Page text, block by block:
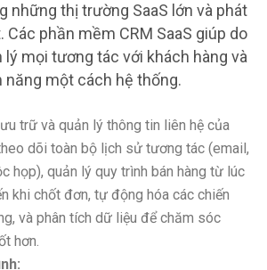
những thị trường SaaS lớn và phát
Các phần mềm CRM SaaS giúp do
lý mọi tương tác với khách hàng và
năng một cách hệ thống.
trữ và quản lý thông tin liên hệ của
dõi toàn bộ lịch sử tương tác (email,
họp), quản lý quy trình bán hàng từ lúc
khi chốt đơn, tự động hóa các chiến
và phân tích dữ liệu để chăm sóc
hơn.